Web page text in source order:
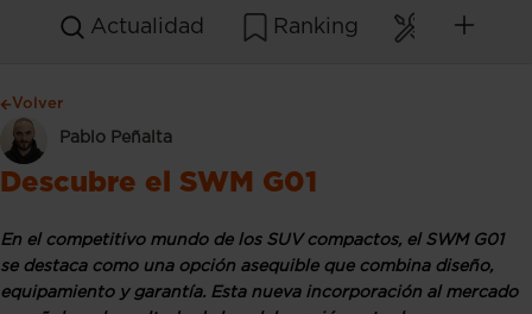
Actualidad Ranking
Volver
Pablo Peñalta
Descubre el SWM G01
En el competitivo mundo de los SUV compactos, el SWM G01
se destaca como una opción asequible que combina diseño,
equipamiento y garantía. Esta nueva incorporación al mercado